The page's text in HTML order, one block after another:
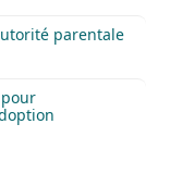
parentale